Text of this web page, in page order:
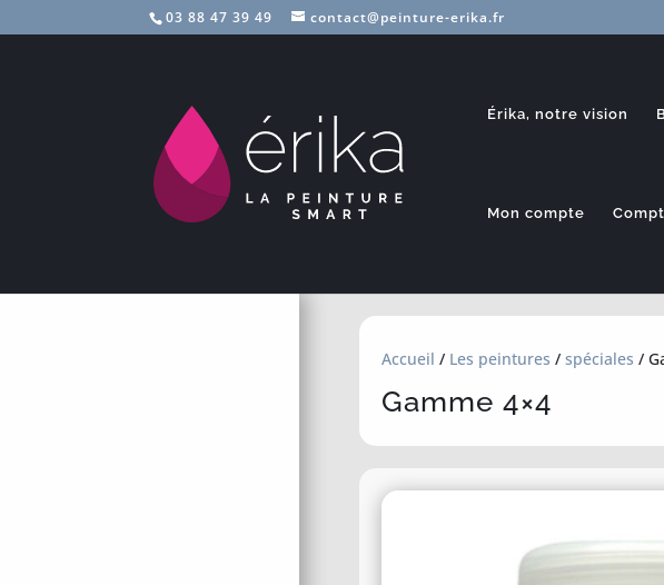
03 88 47 39 49 contact@peinture-erika.fr
Érika, notre vision
Mon compte
Accueil / Les peintures / spéciales /
Gamme 4×4